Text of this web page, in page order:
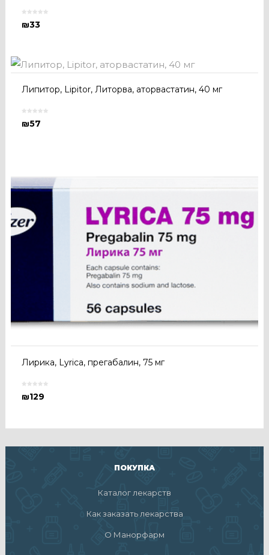
₪33
Липитор, Lipitor, Литорва, аторвастатин, 40 мг
₪57
Лирика, Lyrica, прегабалин, 75 мг
₪129
ПОКУПКА
Каталог лекарств
Как заказать лекарства
О Манорфарм